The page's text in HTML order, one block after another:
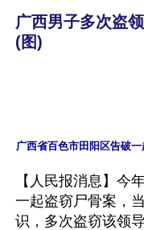
广西男子多次盗
(图)
【人民报消息】今
一起盗窃尸骨案，
识，多次盗窃该领